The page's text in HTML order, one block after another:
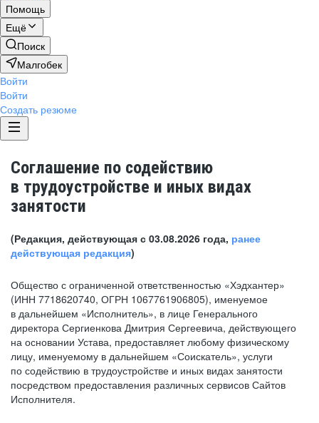
Помощь
Ещё
Поиск
Малгобек
Войти
Войти
Создать резюме
Соглашение по содействию
в трудоустройстве и иных видах
занятости
(Редакция, действующая с 03.08.2026 года, ранее
действующая редакция)
Общество с ограниченной ответственностью «Хэдхантер»
(ИНН 7718620740, ОГРН 1067761906805), именуемое
в дальнейшем «Исполнитель», в лице Генерального
директора Сергиенкова Дмитрия Сергеевича, действующего
на основании Устава, предоставляет любому физическому
лицу, именуемому в дальнейшем «Соискатель», услуги
по содействию в трудоустройстве и иных видах занятости
посредством предоставления различных сервисов Сайтов
Исполнителя.